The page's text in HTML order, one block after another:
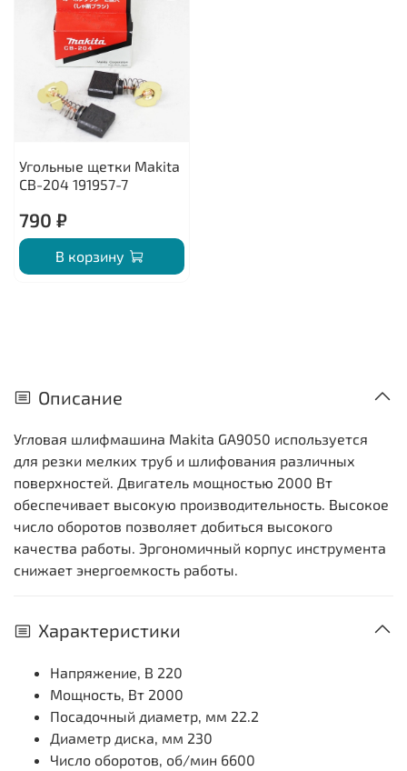
Угольные щетки Makita
CB-204 191957-7
790 ₽
В корзину
Описание
Угловая шлифмашина Makita GA9050 используется
для резки мелких труб и шлифования различных
поверхностей. Двигатель мощностью 2000 Вт
обеспечивает высокую производительность. Высокое
число оборотов позволяет добиться высокого
качества работы. Эргономичный корпус инструмента
снижает энергоемкость работы.
Характеристики
Напряжение, В 220
Мощность, Вт 2000
Посадочный диаметр, мм 22.2
Диаметр диска, мм 230
Число оборотов, об/мин 6600